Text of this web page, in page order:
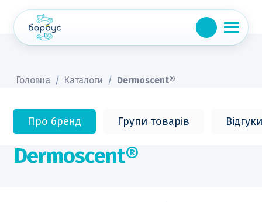
content
Головна / Каталоги / Dermoscent®
Про бренд Групи товарів Відгуки
Dermoscent®